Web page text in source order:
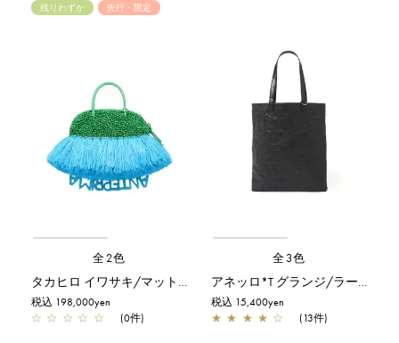
残りわずか 先行・限定
全2色
タカヒロ イワサキ/マットグリーン【一部店舗先行販売商品】
税込 198,000yen
☆ ☆ ☆ ☆ ☆ (0件)
全3色
アネッロ*T グランジ/ラージ/ブラック
税込 15,400yen
★ ★ ★ ★ ☆ (13件)